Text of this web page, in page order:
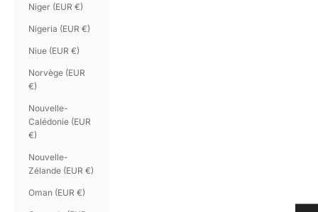
Niger (EUR €)
Nigeria (EUR €)
Niue (EUR €)
Norvège (EUR
€)
Nouvelle-
Calédonie (EUR
€)
Nouvelle-
Zélande (EUR €)
Oman (EUR €)